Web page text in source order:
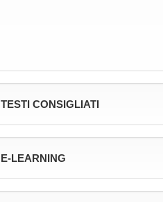
TESTI CONSIGLIATI
E-LEARNING